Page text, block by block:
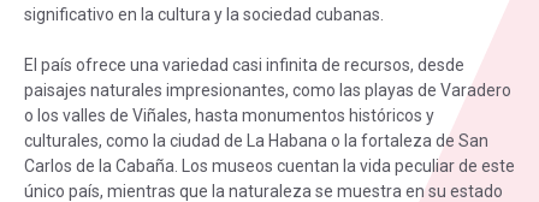
significativo en la cultura y la sociedad cubanas.
El país ofrece una variedad casi infinita de recursos, desde
paisajes naturales impresionantes, como las playas de Varadero
o los valles de Viñales, hasta monumentos históricos y
culturales, como la ciudad de La Habana o la fortaleza de San
Carlos de la Cabaña. Los museos cuentan la vida peculiar de este
único país, mientras que la naturaleza se muestra en su estado